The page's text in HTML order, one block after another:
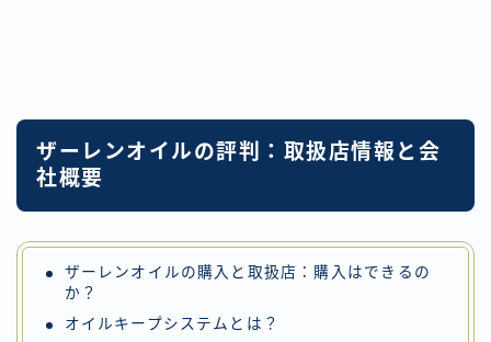
ザーレンオイルの評判：取扱店情報と会
社概要
ザーレンオイルの購入と取扱店：購入はできるの
か？
オイルキープシステムとは？